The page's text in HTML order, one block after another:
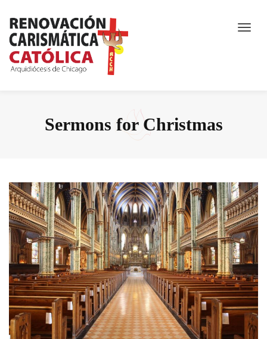
Sermons for Christmas